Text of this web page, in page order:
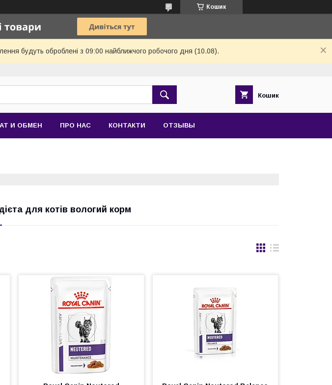
Кошик
будуть оброблені з 09:00 найближчого робочого дня (10.08).
Кошик
И ОБМЕН ПРО НАС КОНТАКТИ ОТЗЫВЫ
для котів вологий корм